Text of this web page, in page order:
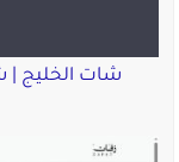
شات الخليج |